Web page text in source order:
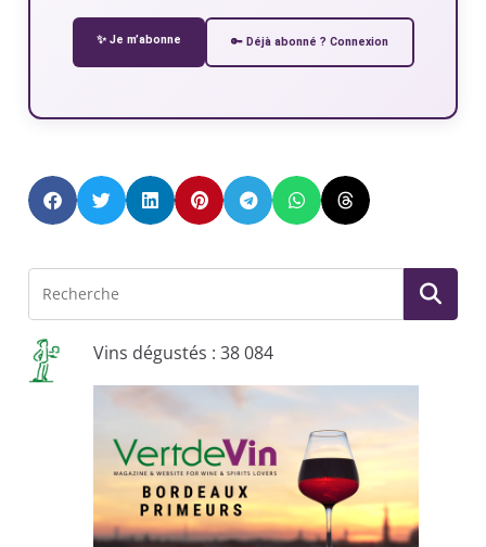
✨ Je m’abonne 🔑 Déjà abonné ? Connexion
Vins dégustés : 38 084